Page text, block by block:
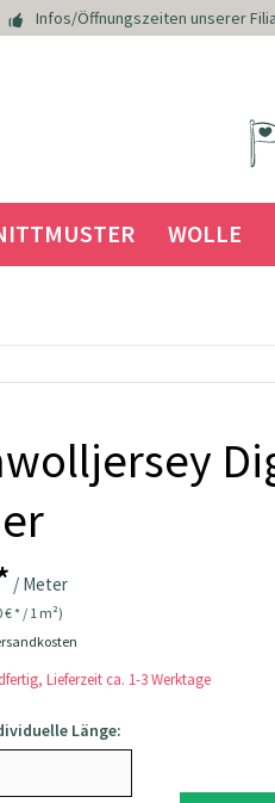
Infos/Öffnungszeiten unserer
WOLLE
/ Meter
€ * / 1 m²)
Lieferzeit ca. 1-3 Werktage
Länge: